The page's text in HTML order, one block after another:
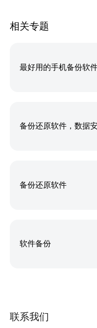
相关专题
最好用的手机备份软
备份还原软件，数据
备份还原软件
软件备份
联系我们